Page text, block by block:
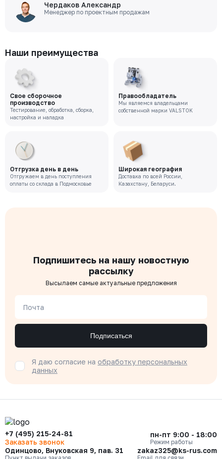
Чердаков Александр
Менеджер по проектным продажам
Наши преимущества
Свое сборочное
производство
Тестирование, обработка, сборка,
настройка и наладка
Правообладатель
Мы являемся владельцами
собственной марки VALSTOK
Отгрузка день в день
Отгружаем в день поступления
оплаты со склада в Подмосковье
Широкая география
Доставка по всей России,
Казахстану, Беларуси.
Подпишитесь на нашу новостную
рассылку
Высылаем самые актуальные предложения
Почта
Подписаться
Я даю согласие на обработку персональных
данных
+7 (495) 215-24-81
Заказать звонок
пн-пт 9:00 - 18:00
Режим работы
Одинцово, Внуковская 9, пав. 31 zakaz325@ks-rus.com